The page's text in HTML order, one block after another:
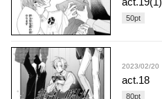
50pt
2023/02/20
act.18
80pt